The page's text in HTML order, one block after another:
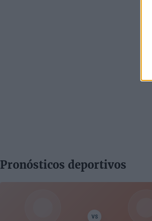
Pronósticos deportivos
VS